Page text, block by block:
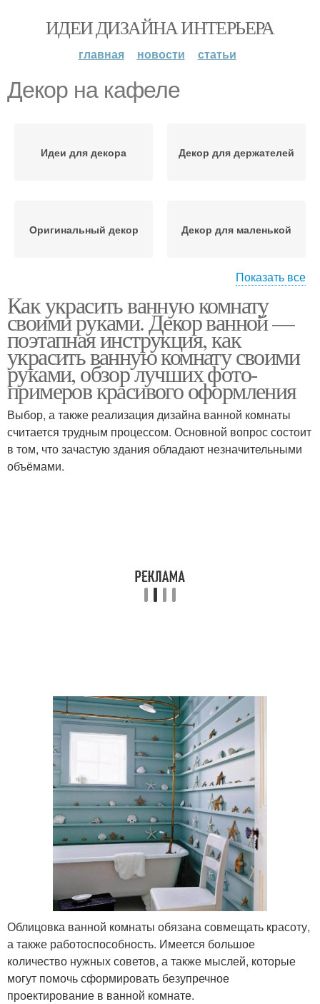
ИДЕИ ДИЗАЙНА ИНТЕРЬЕРА
главная новости статьи
Декор на кафеле
Идеи для декора Декор для держателей
Оригинальный декор Декор для маленькой
Декор из бумаги
Показать все
Как украсить ванную комнату
своими руками. Декор ванной —
поэтапная инструкция, как
украсить ванную комнату своими
руками, обзор лучших фото-
примеров красивого оформления
Выбор, а также реализация дизайна ванной комнаты
считается трудным процессом. Основной вопрос состоит
в том, что зачастую здания обладают незначительными
объёмами.
Облицовка ванной комнаты обязана совмещать красоту,
а также работоспособность. Имеется большое
количество нужных советов, а также мыслей, которые
могут помочь сформировать безупречное
проектирование в ванной комнате.